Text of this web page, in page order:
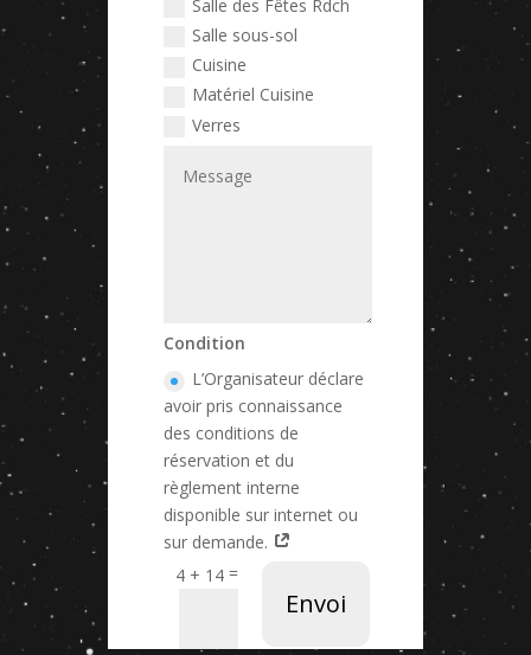
Salle des Fêtes Rdch
Salle sous-sol
Cuisine
Matériel Cuisine
Verres
Condition
L’Organisateur déclare
avoir pris connaissance
des conditions de
réservation et du
règlement interne
disponible sur internet ou
sur demande.
4 + 14=
Envoi